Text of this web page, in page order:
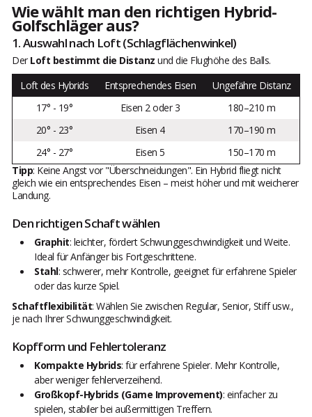
Wie wählt man den richtigen Hybrid-
Golfschläger aus?
1. Auswahl nach Loft (Schlagflächenwinkel)
Der Loft bestimmt die Distanz und die Flughöhe des Balls.
Loft des Hybrids
Entsprechendes Eisen
Ungefähre Distanz
17° - 19°
Eisen 2 oder 3
180–210 m
20° - 23°
Eisen 4
170–190 m
24° - 27°
Eisen 5
150–170 m
Tipp: Keine Angst vor "Überschneidungen". Ein Hybrid fliegt nicht
gleich wie ein entsprechendes Eisen – meist höher und mit weicherer
Landung.
Den richtigen Schaft wählen
Graphit: leichter, fördert Schwunggeschwindigkeit und Weite.
Ideal für Anfänger bis Fortgeschrittene.
Stahl: schwerer, mehr Kontrolle, geeignet für erfahrene Spieler
oder das kurze Spiel.
Schaftflexibilität: Wählen Sie zwischen Regular, Senior, Stiff usw.,
je nach Ihrer Schwunggeschwindigkeit.
Kopfform und Fehlertoleranz
Kompakte Hybrids: für erfahrene Spieler. Mehr Kontrolle,
aber weniger fehlerverzeihend.
Großkopf-Hybrids (Game Improvement): einfacher zu
spielen, stabiler bei außermittigen Treffern.